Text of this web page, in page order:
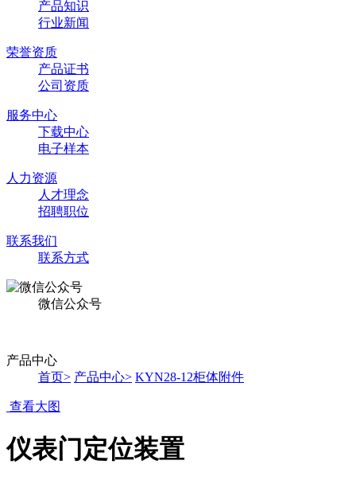
产品知识
行业新闻
荣誉资质
产品证书
公司资质
服务中心
下载中心
电子样本
人力资源
人才理念
招聘职位
联系我们
联系方式
微信公众号
产品中心
首页> 产品中心> KYN28-12柜体附件
查看大图
仪表门定位装置